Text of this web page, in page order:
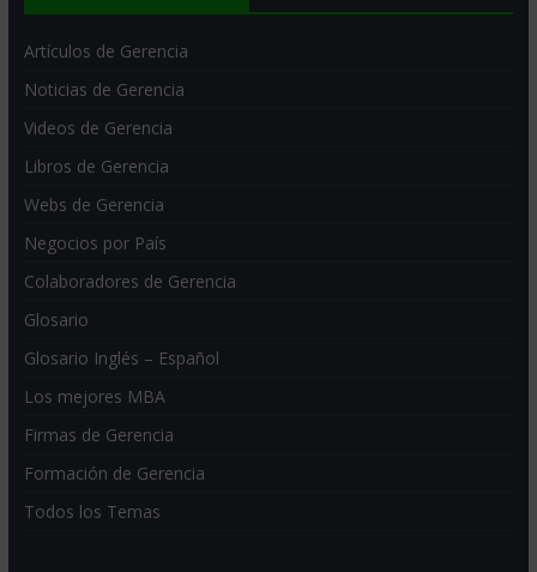
Artículos de Gerencia
Noticias de Gerencia
Videos de Gerencia
Libros de Gerencia
Webs de Gerencia
Negocios por País
Colaboradores de Gerencia
Glosario
Glosario Inglés – Español
Los mejores MBA
Firmas de Gerencia
Formación de Gerencia
Todos los Temas